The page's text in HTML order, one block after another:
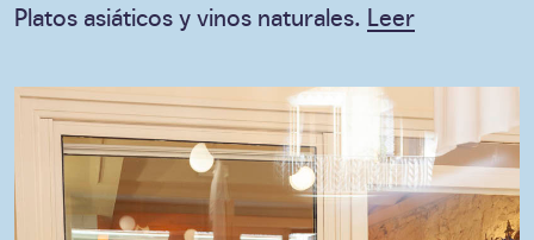
Platos asiáticos y vinos naturales. Leer